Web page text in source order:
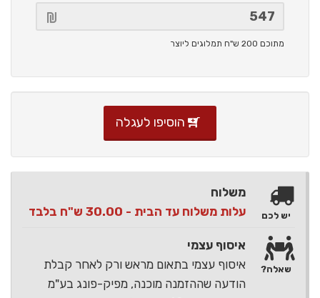
מתוכם 200 ש"ח תמלוגים ליוצר
הוסיפו לעגלה
משלוח
עלות משלוח עד הבית - 30.00 ש"ח בלבד
איסוף עצמי
איסוף עצמי בתאום מראש ורק לאחר קבלת
הודעה שההזמנה מוכנה, מפיק-פונג בע"מ
יש לכם
שאלה?